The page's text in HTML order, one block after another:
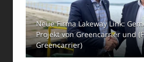
Neue Firma Lakeway Link:
Projekt von Greencarrier und
Greencarrier)